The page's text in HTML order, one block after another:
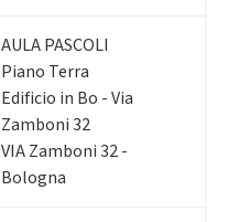
AULA PASCOLI
Piano Terra
Edificio in Bo - Via
Zamboni 32
VIA Zamboni 32 -
Bologna